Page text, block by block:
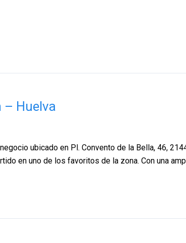
– Huelva
ubicado en Pl. Convento de la Bella, 46,
en uno de los favoritos de la zona. Con una